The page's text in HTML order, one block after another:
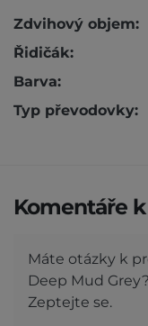
Zdvihový objem:
Řidičák:
Barva:
Typ převodovky:
Komentáře
Máte otázky k
Deep Mud Grey?
Zeptejte se.